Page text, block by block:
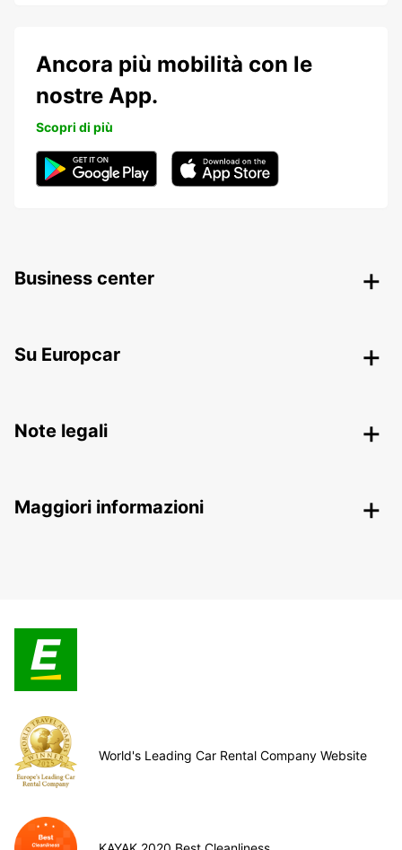
Ancora più mobilità con le
nostre App.
Scopri di più
Business center
Su Europcar
Note legali
Maggiori informazioni
World's Leading Car Rental Company Website